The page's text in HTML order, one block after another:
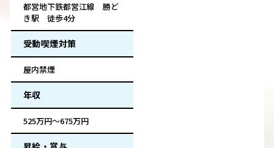
都営地下鉄都営江線 勝ど
き駅 徒歩4分
受動喫煙対策
屋内禁煙
年収
525万円～675万円